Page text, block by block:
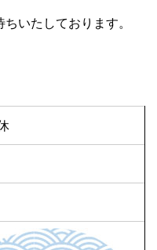
いたしております。